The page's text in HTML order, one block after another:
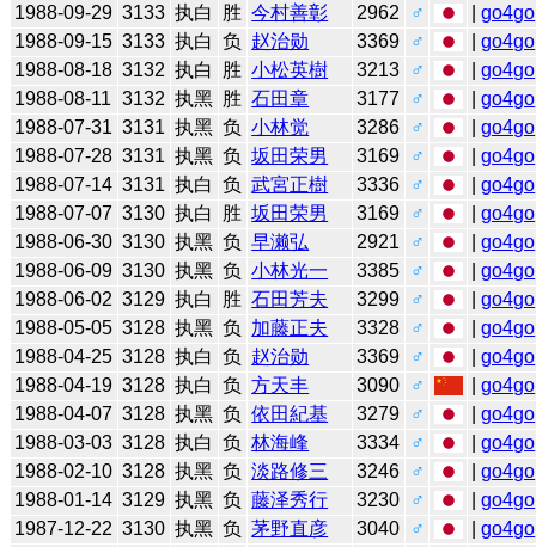
1988-09-29 3133 执白 胜 今村善彰 2962 ♂ |go4go
1988-09-15 3133 执白 负 赵治勋 3369 ♂ |go4go
1988-08-18 3132 执白 胜 小松英樹 3213 ♂ |go4go
1988-08-11 3132 执黑 胜 石田章 3177 ♂ |go4go
1988-07-31 3131 执黑 负 小林觉 3286 ♂ |go4go
1988-07-28 3131 执黑 负 坂田荣男 3169 ♂ |go4go
1988-07-14 3131 执白 负 武宮正樹 3336 ♂ |go4go
1988-07-07 3130 执白 胜 坂田荣男 3169 ♂ |go4go
1988-06-30 3130 执黑 负 早濑弘 2921 ♂ |go4go
1988-06-09 3130 执黑 负 小林光一 3385 ♂ |go4go
1988-06-02 3129 执白 胜 石田芳夫 3299 ♂ |go4go
1988-05-05 3128 执黑 负 加藤正夫 3328 ♂ |go4go
1988-04-25 3128 执白 负 赵治勋 3369 ♂ |go4go
1988-04-19 3128 执白 负 方天丰 3090 ♂ |go4go
1988-04-07 3128 执黑 负 依田紀基 3279 ♂ |go4go
1988-03-03 3128 执白 负 林海峰 3334 ♂ |go4go
1988-02-10 3128 执黑 负 淡路修三 3246 ♂ |go4go
1988-01-14 3129 执黑 负 藤泽秀行 3230 ♂ |go4go
1987-12-22 3130 执黑 负 茅野直彦 3040 ♂ |go4go